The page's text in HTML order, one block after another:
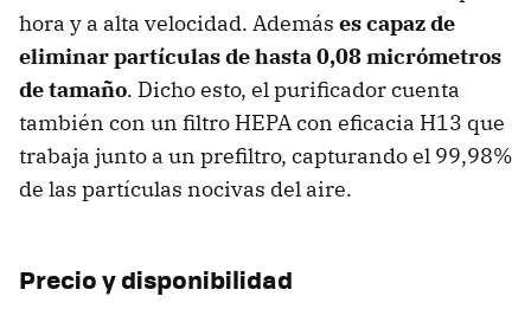
hora y a alta velocidad. Además es capaz de
eliminar partículas de hasta 0,08 micrómetros
de tamaño. Dicho esto, el purificador cuenta
también con un filtro HEPA con eficacia H13 que
trabaja junto a un prefiltro, capturando el 99,98%
de las partículas nocivas del aire.
Precio y disponibilidad